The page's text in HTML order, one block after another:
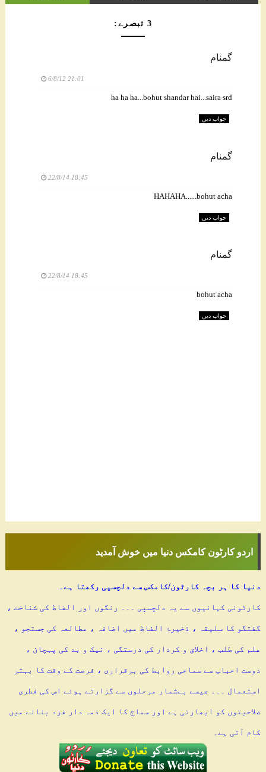
3 تبصرے:
گمنام
6/8/12 21:01
ha ha ha...bohut shandar hai...saira srd
جواب دیں
گمنام
22/8/14 18:45
HAHAHA......bohut acha
جواب دیں
گمنام
22/8/14 18:45
bohut acha
جواب دیں
اردو کارٹون کامکس دنیا میں خوش آمدید
دنیا کا ہر بچہ کارٹون/کامکس سے دلچسپی رکھتا ہے۔
کارٹونی کہانیوں سے یہ دلچسپی ۔۔۔ رنگوں اور الفاظ کی شناخت ،
گفتگو کا سلیقہ ، ذخیرۂ الفاظ میں اضافہ ، مطالعہ کی جستجو ،
علم کی طلب ، اخلاق و کردار کی درستگی ، نیک و بد کی پہچان ،
دوست احباب سے سماجی روابط کی برقراری ، فرصت کے وقت کا بہتر
استعمال ۔۔۔ جیسے بےشمار مرحلوں سے گزارتے ہوئے اس کی فطری
صلاحیتوں کو ابھارتی ہے اور سماج کا ایک ذمہ دار فرد بنانے میں
کام آتی ہے۔